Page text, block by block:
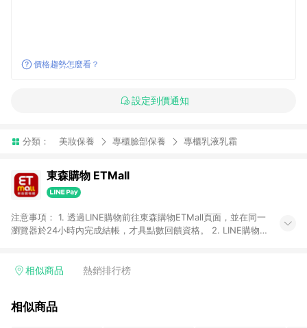
價格趨勢怎麼看？
設定到價通知
分類： 美妝保養 專櫃臉部保養 專櫃乳液乳霜
東森購物 ETMall
注意事項： 1. 透過LINE購物前往東森購物ETMall頁面，並在同一
瀏覽器於24小時內完成結帳，才具點數回饋資格。 2. LINE購物
單，皆不在點數回饋範圍內。 3. 如購買以下類別商品，將無法獲
球嚴選、商城、專案商品、「草莓網」全館商品。 4. 如取消訂
相似商品 熱銷排行榜
相似商品